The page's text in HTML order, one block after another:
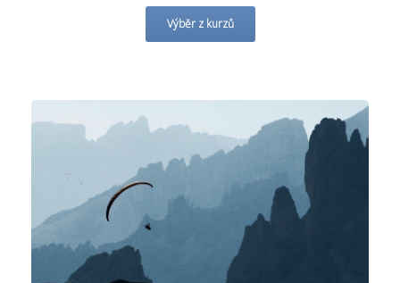
Výběr z kurzů